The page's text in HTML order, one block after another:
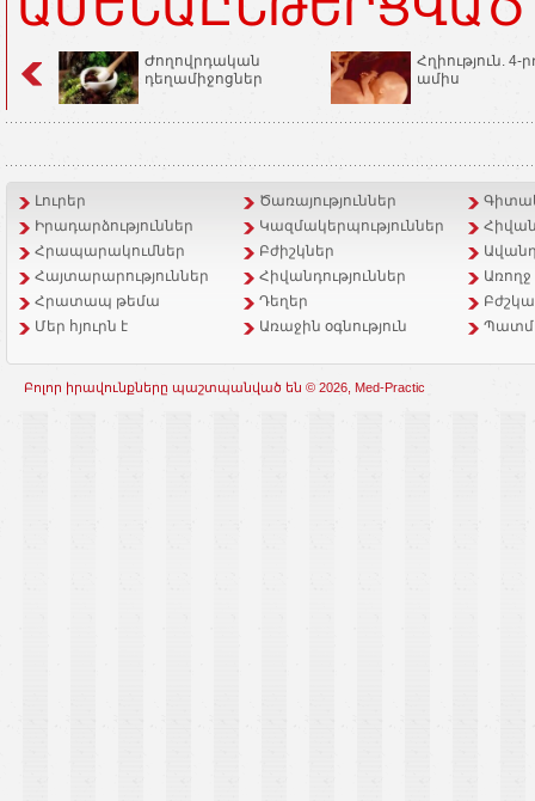
Ժողովրդական
դեղամիջոցներ
Հղիություն. 4-
ամիս
Լուրեր Ծառայություններ
Իրադարձություններ
Կազմակերպություններ
Հրապարակումներ
Բժիշկներ
Հայտարարություններ
Հիվանդություններ
Հրատապ թեմա
Դեղեր
Մեր հյուրն է
Առաջին օգնություն
Բոլոր իրավունքները պաշտպանված են © 2026, Med-Practic